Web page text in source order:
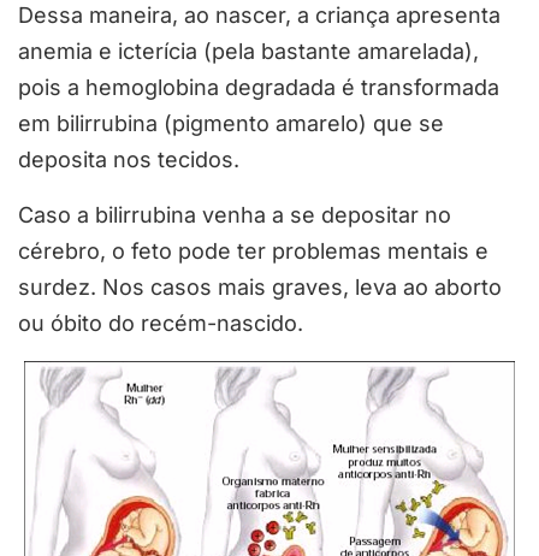
Dessa maneira, ao nascer, a criança apresenta
anemia e icterícia (pela bastante amarelada),
pois a hemoglobina degradada é transformada
em bilirrubina (pigmento amarelo) que se
deposita nos tecidos.
Caso a bilirrubina venha a se depositar no
cérebro, o feto pode ter problemas mentais e
surdez. Nos casos mais graves, leva ao aborto
ou óbito do recém-nascido.